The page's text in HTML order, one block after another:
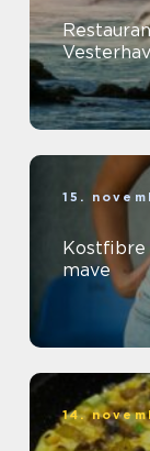
15.
Kostfibre
mave
14.